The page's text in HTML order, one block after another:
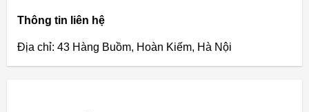
Thông tin liên hệ
Địa chỉ: 43 Hàng Buồm, Hoàn Kiếm, Hà Nội